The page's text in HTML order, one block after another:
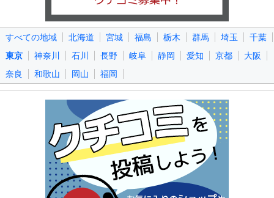
すべての地域 北海道 宮城 福島 栃木 群馬 埼玉
千葉
東京
神奈川 石川 長野 岐阜 静岡 愛知 京都
大阪
奈良
和歌山 岡山 福岡